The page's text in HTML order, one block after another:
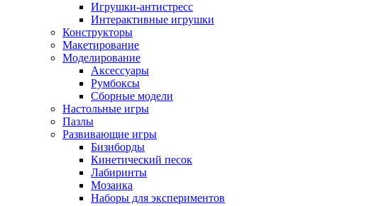
Игрушки-антистресс
Интерактивные игрушки
Конструкторы
Макетирование
Моделирование
Аксессуары
Румбоксы
Сборные модели
Настольные игры
Пазлы
Развивающие игры
Бизиборды
Кинетический песок
Лабиринты
Мозаика
Наборы для экспериментов